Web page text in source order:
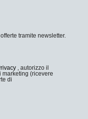
tramite newsletter.
, autorizzo il
marketing (ricevere
di